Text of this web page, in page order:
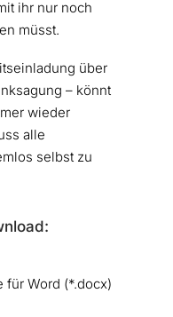
ihr nur noch
müsst.
über
– könnt
wieder
alle
selbst zu
für Word (*.docx)